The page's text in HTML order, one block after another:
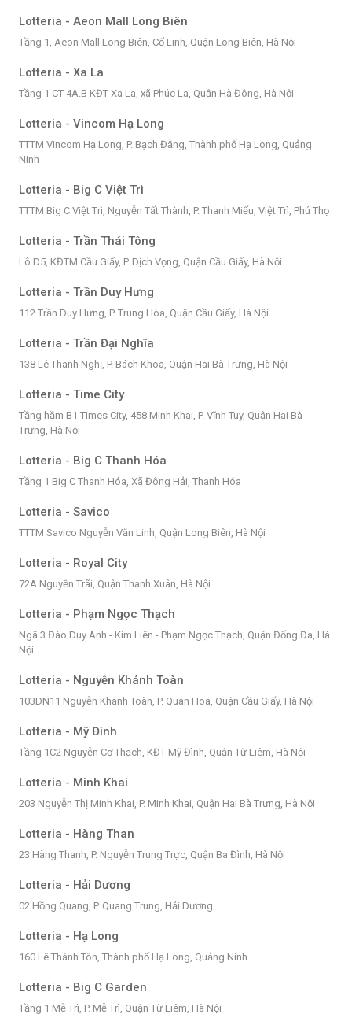
Lotteria - Aeon Mall Long Biên
Tầng 1, Aeon Mall Long Biên, Cổ Linh, Quận Long Biên, Hà Nội
Lotteria - Xa La
Tầng 1 CT 4A.B KĐT Xa La, xã Phúc La, Quận Hà Đông, Hà Nội
Lotteria - Vincom Hạ Long
TTTM Vincom Hạ Long, P. Bạch Đằng, Thành phố Hạ Long, Quảng
Ninh
Lotteria - Big C Việt Trì
TTTM Big C Việt Trì, Nguyễn Tất Thành, P. Thanh Miếu, Việt Trì, Phú Thọ
Lotteria - Trần Thái Tông
Lô D5, KĐTM Cầu Giấy, P. Dịch Vọng, Quận Cầu Giấy, Hà Nội
Lotteria - Trần Duy Hưng
112 Trần Duy Hưng, P. Trung Hòa, Quận Cầu Giấy, Hà Nội
Lotteria - Trần Đại Nghĩa
138 Lê Thanh Nghị, P. Bách Khoa, Quận Hai Bà Trưng, Hà Nội
Lotteria - Time City
Tầng hầm B1 Times City, 458 Minh Khai, P. Vĩnh Tuy, Quận Hai Bà
Trưng, Hà Nội
Lotteria - Big C Thanh Hóa
Tầng 1 Big C Thanh Hóa, Xã Đông Hải, Thanh Hóa
Lotteria - Savico
TTTM Savico Nguyễn Văn Linh, Quận Long Biên, Hà Nội
Lotteria - Royal City
72A Nguyễn Trãi, Quận Thanh Xuân, Hà Nội
Lotteria - Phạm Ngọc Thạch
Ngã 3 Đào Duy Anh - Kim Liên - Phạm Ngọc Thạch, Quận Đống Đa, Hà
Nội
Lotteria - Nguyễn Khánh Toàn
103DN11 Nguyễn Khánh Toàn, P. Quan Hoa, Quận Cầu Giấy, Hà Nội
Lotteria - Mỹ Đình
Tầng 1C2 Nguyễn Cơ Thạch, KĐT Mỹ Đình, Quận Từ Liêm, Hà Nội
Lotteria - Minh Khai
203 Nguyễn Thị Minh Khai, P. Minh Khai, Quận Hai Bà Trưng, Hà Nội
Lotteria - Hàng Than
23 Hàng Thanh, P. Nguyễn Trung Trực, Quận Ba Đình, Hà Nội
Lotteria - Hải Dương
02 Hồng Quang, P. Quang Trung, Hải Dương
Lotteria - Hạ Long
160 Lê Thánh Tôn, Thành phố Hạ Long, Quảng Ninh
Lotteria - Big C Garden
Tầng 1 Mễ Trì, P. Mễ Trì, Quận Từ Liêm, Hà Nội